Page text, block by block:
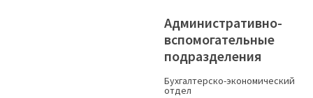
Административно-
вспомогательные
подразделения
Бухгалтерско-экономический
отдел